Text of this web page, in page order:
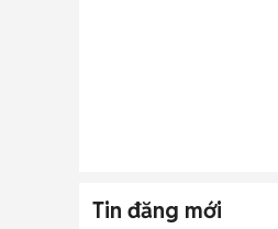
Tin đăng mới